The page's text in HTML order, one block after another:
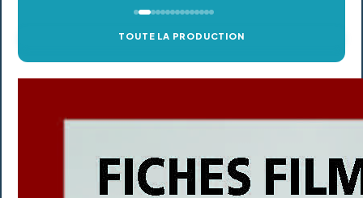
TOUTE LA PRODUCTION